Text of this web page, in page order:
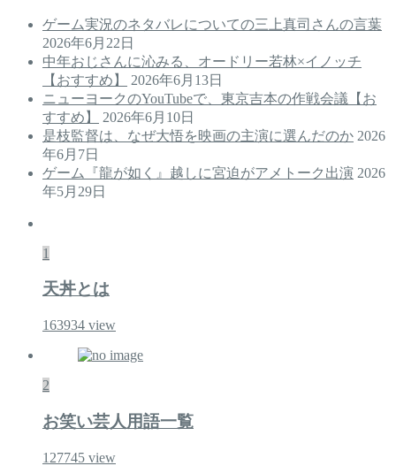
ゲーム実況のネタバレについての三上真司さんの言葉
2026年6月22日
中年おじさんに沁みる、オードリー若林×イノッチ
【おすすめ】
2026年6月13日
ニューヨークのYouTubeで、東京吉本の作戦会議【お
すすめ】
2026年6月10日
是枝監督は、なぜ大悟を映画の主演に選んだのか 2026
年6月7日
ゲーム『龍が如く』越しに宮迫がアメトーク出演 2026
年5月29日
1
天丼とは
163934 view
2
お笑い芸人用語一覧
127745 view